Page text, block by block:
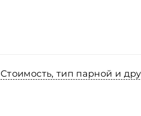
Стоимость, тип парной и